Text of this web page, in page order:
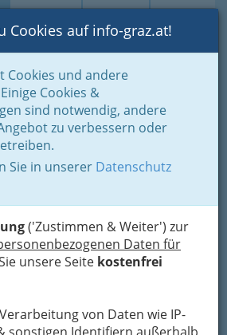
Suche Login Toggle
Cookies auf info-graz.at!
Cookies und andere
Cookies &
sind notwendig, andere
zu verbessern oder
Sie in unserer Datenschutz
('Zustimmen & Weiter') zur
Daten für
unsere Seite kostenfrei
von Daten wie IP-
Gewerbe, Handwerk, Banken
-8, 8010 Graz